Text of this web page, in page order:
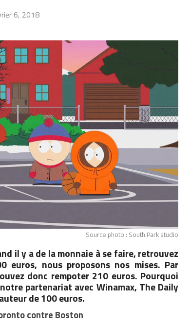
6, 2018
Source photo : South Park studio
il y a de la monnaie à se faire, retrouvez
euros, nous proposons nos mises. Par
donc rempoter 210 euros. Pourquoi
partenariat avec Winamax, The Daily
de 100 euros.
contre Boston